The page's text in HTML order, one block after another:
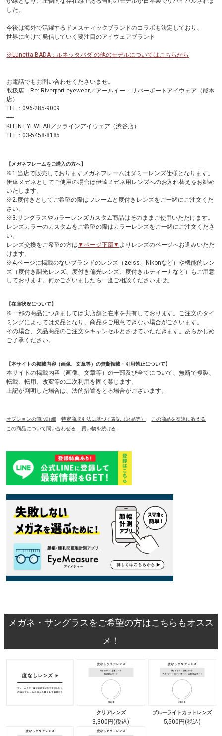
した。
今後は海外で活躍するドメスティックブランドのコラボも決定しており、
世界に向けて発信していく要注目のアイウェアブランド
※Lunetta BADA：ルネッタバダ の他のモデルについてはこちらから
お電話でもお問い合わせくださいませ。
取扱店 Re: Riverport eyewear／アールイー：リバーポートアイウェア（熊本
店）
TEL：096-285-9009
-----
KLEIN EYEWEAR／クラインアイウェア（渋谷店）
TEL：03-5458-8185
【メガネフレームをご購入の方へ】
※1.当店で販売しておりますメガネフレームはダミーレンズ仕様 となります。
伊達メガネとしてご使用の場合は伊達メガネ用レンズへのお入れ替えをお勧め
いたします。
※2.度付きとしてご希望の際はフレームと度付きレンズをご一緒にご注文くだ
さい。
※3.サングラスやカラーレンズカスタム商品はそのままご使用いただけます。
レンズカラーのカスタムをご希望の際はカラーレンズをご一緒にご注文くださ
い。
レンズ交換をご希望の方は ▼ページ下部▼ よりレンズのページへお進みいただ
けます。
※4.ページに掲載のないブランドのレンズ（zeiss、Nikonなど）や機能的レン
ズ（度付き調光レンズ、度付き偏光レンズ、度付きルティーナなど）もご用意
しております。何かございましたら一度ご相談くださいませ。
【在庫状況について】
※一部の商品につきましては実店舗と在庫を共有しております。ご注文のタイ
ミングによっては欠品となり、商品をご用意できない場合がございます。
その場合、欠品商品のご注文をキャンセルとさせていただきます。あらかじめ
ご了承ください。
【本サイトの掲載内容（画像、文章等）の無断転載・引用禁止について】
本サイトの掲載内容（画像、文章等）の一部及び全てについて、無断で複製、
転載、転用、改変等の二次利用を固く禁じます。
上記が判明した場合は、法的措置をとる場合がございます。
オプションの値段詳細 特定商取引法に基づく表記（返品等）
この商品を友達に教える
この商品について問い合わせる
買い物を続ける
メガネ・サングラスをご希望の方はこちらもオスス
メ！
クリアレンズ
3,300円(税込)
ブルーライトカットレンズ
5,500円(税込)